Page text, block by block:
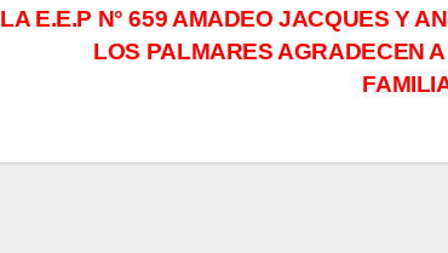
LA E.E.P N° 659 AMADEO JACQUES Y
LOS PALMARES AGRADECEN